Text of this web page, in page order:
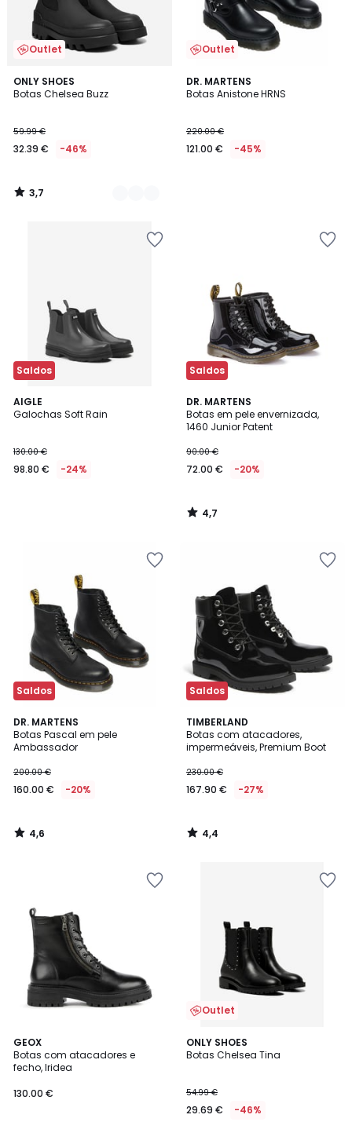
Outlet
ONLY SHOES
Botas Chelsea Buzz
59.99 €
32.39 € -46%
3,7
/ 5
2
Cores
3,7
/
Outlet
DR. MARTENS
Botas Anistone HRNS
220.00 €
121.00 € -45%
Saldos
AIGLE
Galochas Soft Rain
130.00 €
98.80 € -24%
Saldos
DR. MARTENS
Botas em pele envernizada,
1460 Junior Patent
90.00 €
72.00 € -20%
4,7
/ 5
4,7
/
Saldos
DR. MARTENS
Botas Pascal em pele
Ambassador
200.00 €
160.00 € -20%
4,6
/ 5
4,6
/
Saldos
TIMBERLAND
Botas com atacadores,
impermeáveis, Premium Boot
230.00 €
167.90 € -27%
4,4
/ 5
4,4
/
GEOX
Botas com atacadores e
fecho, Iridea
130.00 €
4,8
/ 5
Outlet
ONLY SHOES
Botas Chelsea Tina
54.99 €
29.69 € -46%